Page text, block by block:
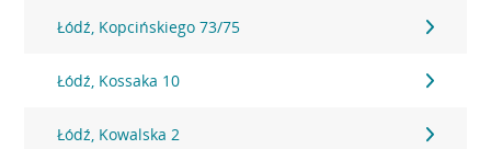
Łódź, Kopcińskiego 73/75
Łódź, Kossaka 10
Łódź, Kowalska 2